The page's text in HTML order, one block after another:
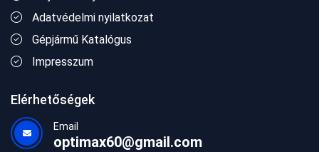
Adatvédelmi nyilatkozat
Gépjármű Katalógus
Impresszum
Elérhetőségek
Email
optimax60@gmail.com